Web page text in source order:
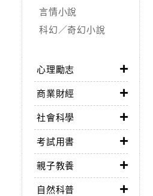
言情小說
科幻／奇幻小說
心理勵志
商業財經
社會科學
考試用書
親子教養
自然科普